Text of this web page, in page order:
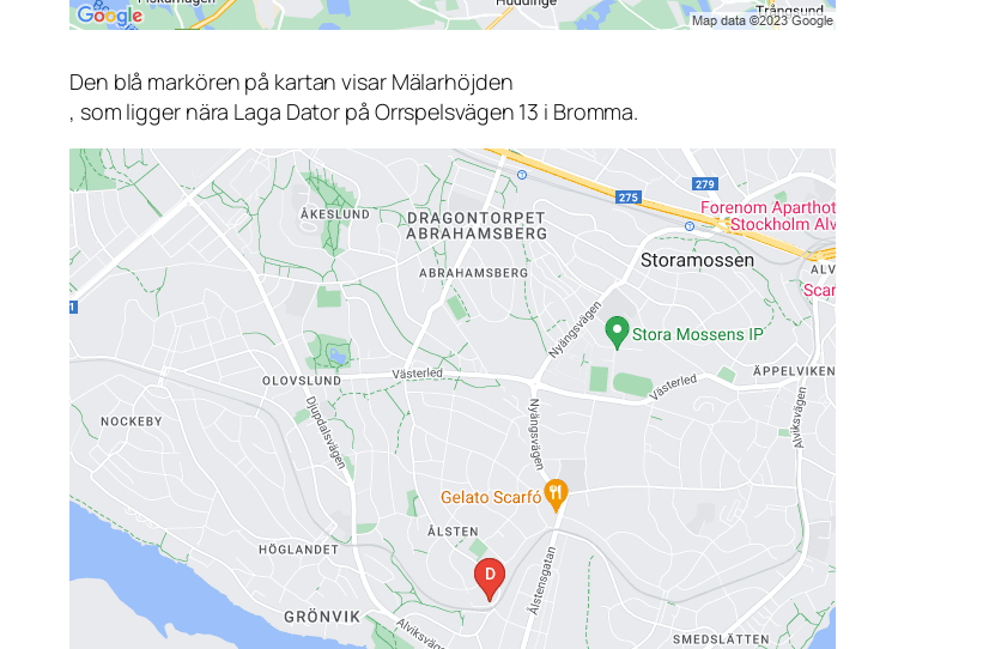
Den blå markören på kartan visar Mälarhöjden
, som ligger nära Laga Dator på Orrspelsvägen 13 i Bromma.